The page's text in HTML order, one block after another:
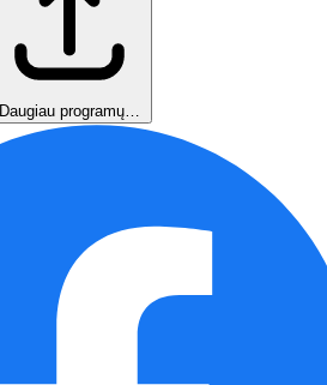
Daugiau programų…